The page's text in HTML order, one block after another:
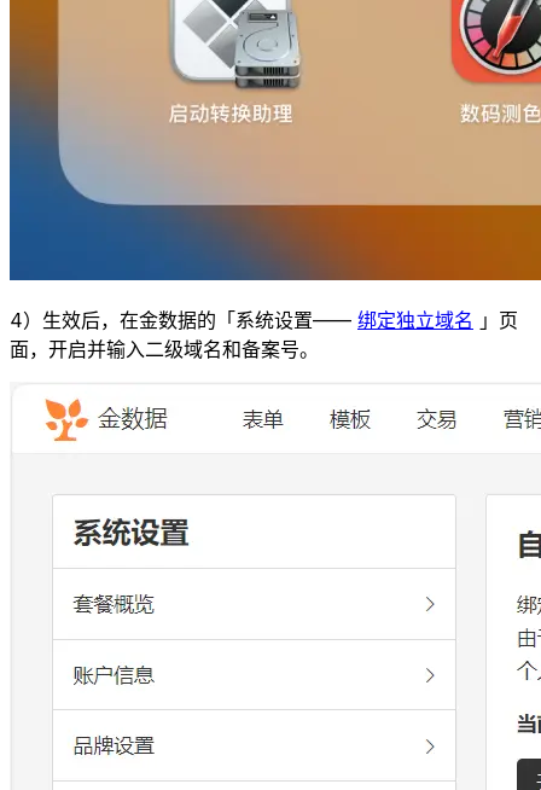
4）生效后，在金数据的「系统设置—— 绑定独立域名 」页
面，开启并输入二级域名和备案号。